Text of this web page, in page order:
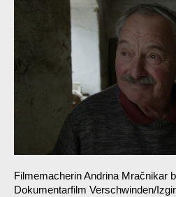
Filmemacherin Andrina Mračnikar
Dokumentarfilm Verschwinden/